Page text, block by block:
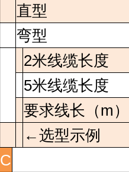
直型
弯型
2米线缆长度
5米线缆长度
要求线长 （m ）
←选型示例
C